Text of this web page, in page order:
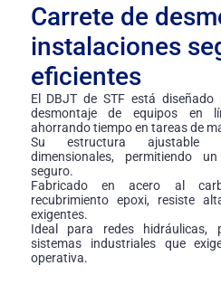
Carrete de
instalaciones
eficientes
El DBJT de STF está
desmontaje de equipos en
ahorrando tiempo en tareas de
Su estructura ajustable
dimensionales, permitiendo
seguro.
Fabricado en acero al
recubrimiento epoxi, resiste
exigentes.
Ideal para redes
sistemas industriales que
operativa.